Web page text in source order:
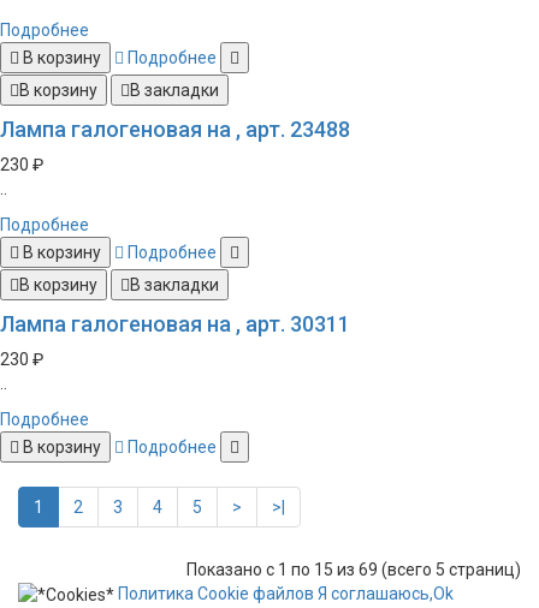
Подробнее
В корзину
Подробнее
В корзину
В закладки
Лампа галогеновая на , арт. 23488
230 ₽
Подробнее
В корзину
Подробнее
В корзину
В закладки
Лампа галогеновая на , арт. 30311
230 ₽
Подробнее
В корзину
Подробнее
1 2 3 4 5 > >|
Показано с 1 по 15 из 69 (всего 5 страниц)
Политика Сookie файлов Я соглашаюсь,Ok